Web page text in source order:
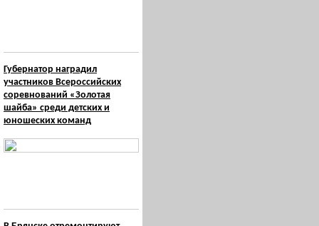
Губернатор наградил
участников Всероссийских
соревнований «Золотая
шайба» среди детских и
юношеских команд